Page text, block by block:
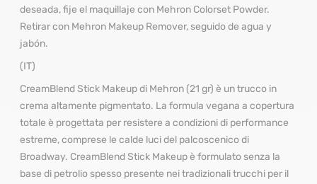
deseada, fije el maquillaje con Mehron Colorset Powder.
Retirar con Mehron Makeup Remover, seguido de agua y
jabón.
(IT)
CreamBlend Stick Makeup di Mehron (21 gr) è un trucco in
crema altamente pigmentato. La formula vegana a copertura
totale è progettata per resistere a condizioni di performance
estreme, comprese le calde luci del palcoscenico di
Broadway. CreamBlend Stick Makeup è formulato senza la
base di petrolio spesso presente nei tradizionali trucchi per il